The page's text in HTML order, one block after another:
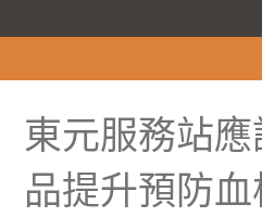
東元服務站
品提升預防